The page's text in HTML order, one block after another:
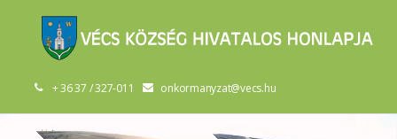
+ 36 37 / 327-011 onkormanyzat@vecs.hu